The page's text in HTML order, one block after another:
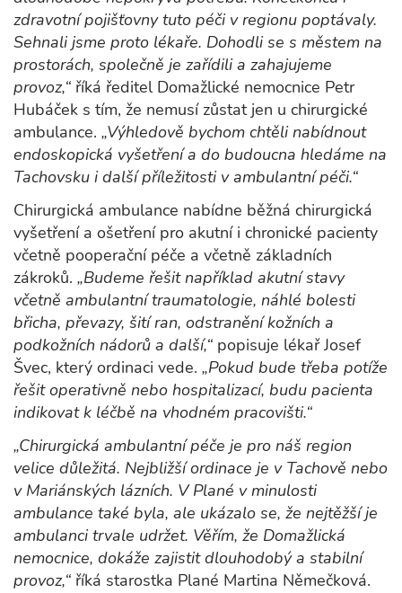
zdravotní pojišťovny tuto péči v regionu poptávaly.
Sehnali jsme proto lékaře. Dohodli se s městem na
prostorách, společně je zařídili a zahajujeme
provoz,“ říká ředitel Domažlické nemocnice Petr
Hubáček s tím, že nemusí zůstat jen u chirurgické
ambulance. „Výhledově bychom chtěli nabídnout
endoskopická vyšetření a do budoucna hledáme na
Tachovsku i další příležitosti v ambulantní péči.“
Chirurgická ambulance nabídne běžná chirurgická
vyšetření a ošetření pro akutní i chronické pacienty
včetně pooperační péče a včetně základních
zákroků. „Budeme řešit například akutní stavy
včetně ambulantní traumatologie, náhlé bolesti
břicha, převazy, šití ran, odstranění kožních a
podkožních nádorů a další,“ popisuje lékař Josef
Švec, který ordinaci vede. „Pokud bude třeba potíže
řešit operativně nebo hospitalizací, budu pacienta
indikovat k léčbě na vhodném pracovišti.“
„Chirurgická ambulantní péče je pro náš region
velice důležitá. Nejbližší ordinace je v Tachově nebo
v Mariánských lázních. V Plané v minulosti
ambulance také byla, ale ukázalo se, že nejtěžší je
ambulanci trvale udržet. Věřím, že Domažlická
nemocnice, dokáže zajistit dlouhodobý a stabilní
provoz,“ říká starostka Plané Martina Němečková.